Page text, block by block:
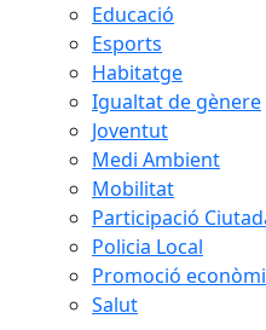
Educació
Esports
Habitatge
Igualtat de gènere
Joventut
Medi Ambient
Mobilitat
Participació
Policia Local
Promoció
Salut